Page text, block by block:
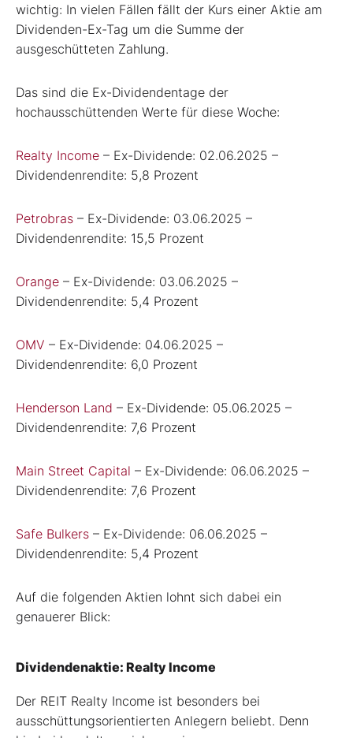
wichtig: In vielen Fällen fällt der Kurs einer Aktie am
Dividenden-Ex-Tag um die Summe der
ausgeschütteten Zahlung.
Das sind die Ex-Dividendentage der
hochausschüttenden Werte für diese Woche:
Realty Income – Ex-Dividende: 02.06.2025 –
Dividendenrendite: 5,8 Prozent
Petrobras – Ex-Dividende: 03.06.2025 –
Dividendenrendite: 15,5 Prozent
Orange – Ex-Dividende: 03.06.2025 –
Dividendenrendite: 5,4 Prozent
OMV – Ex-Dividende: 04.06.2025 –
Dividendenrendite: 6,0 Prozent
Henderson Land – Ex-Dividende: 05.06.2025 –
Dividendenrendite: 7,6 Prozent
Main Street Capital – Ex-Dividende: 06.06.2025 –
Dividendenrendite: 7,6 Prozent
Safe Bulkers – Ex-Dividende: 06.06.2025 –
Dividendenrendite: 5,4 Prozent
Auf die folgenden Aktien lohnt sich dabei ein
genauerer Blick:
Dividendenaktie: Realty Income
Der REIT Realty Income ist besonders bei
ausschüttungsorientierten Anlegern beliebt. Denn